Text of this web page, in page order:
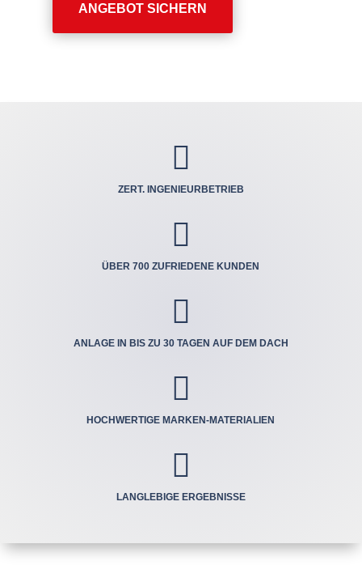
ANGEBOT SICHERN

ZERT. INGENIEUR­BETRIEB

ÜBER 700 ZUFRIEDENE KUNDEN

ANLAGE IN BIS ZU 30 TAGEN AUF DEM DACH

HOCHWERTIGE MARKEN-MATERIALIEN

LANGLEBIGE ERGEBNISSE